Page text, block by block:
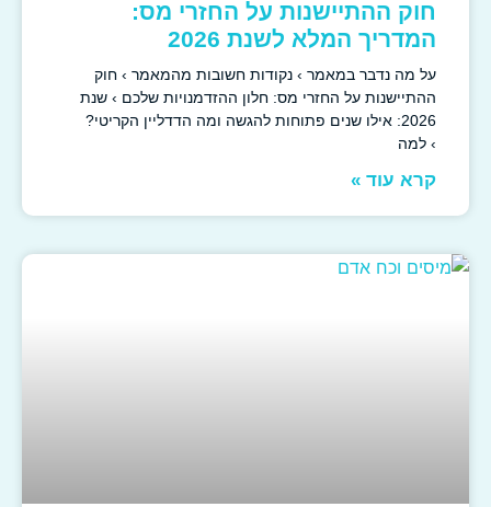
חוק ההתיישנות על החזרי מס:
המדריך המלא לשנת 2026
על מה נדבר במאמר › נקודות חשובות מהמאמר › חוק
ההתיישנות על החזרי מס: חלון ההזדמנויות שלכם › שנת
2026: אילו שנים פתוחות להגשה ומה הדדליין הקריטי?
קרא עוד »